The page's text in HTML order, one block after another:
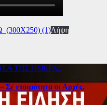
(1)Λήψη
ΤΗΣ ΗΜΕΡΑΣ
Σε ετοιμότητα οι Αρχές,